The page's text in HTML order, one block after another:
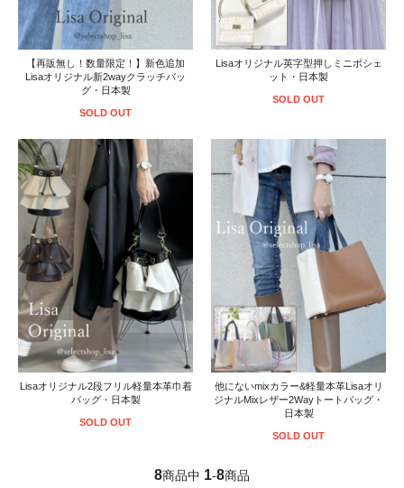
【再販無し！数量限定！】新色追加
Lisaオリジナル新2wayクラッチバッ
グ・日本製
SOLD OUT
Lisaオリジナル英字型押しミニポシェ
ット・日本製
SOLD OUT
Lisaオリジナル2段フリル軽量本革巾着
バッグ・日本製
SOLD OUT
他にないmixカラー&軽量本革Lisaオリ
ジナルMixレザー2Wayトートバッグ・
日本製
SOLD OUT
8商品中 1-8商品